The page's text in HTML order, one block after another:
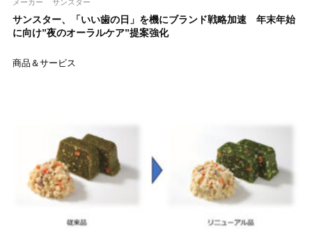
メーカー
サンスター
サンスター、「いい歯の日」を機にブランド戦略加速 年末年始
に向け”夜のオーラルケア”提案強化
商品＆サービス